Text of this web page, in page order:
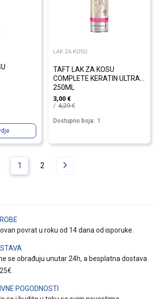
LAK ZA KOSU
TAFT LAK ZA KOSU
COMPLETE KERATIN ULTRA
250ML
3,00 €
4,29€
Dostupno boja: 1
1 2
povrat u roku od 14 dana od isporuke.
se obrađuju unutar 24h, a besplatna dostava
POGODNOSTI